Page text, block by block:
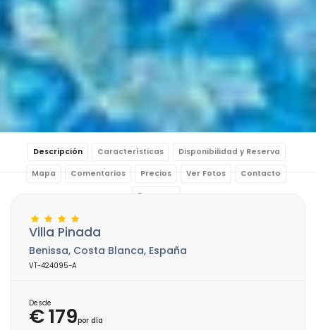
Descripción Características Disponibilidad y Reserva
Mapa Comentarios Precios Ver Fotos Contacto
Reservar
Villa Pinada
Benissa, Costa Blanca, España
VT-424095-A
Desde
€ 179por día